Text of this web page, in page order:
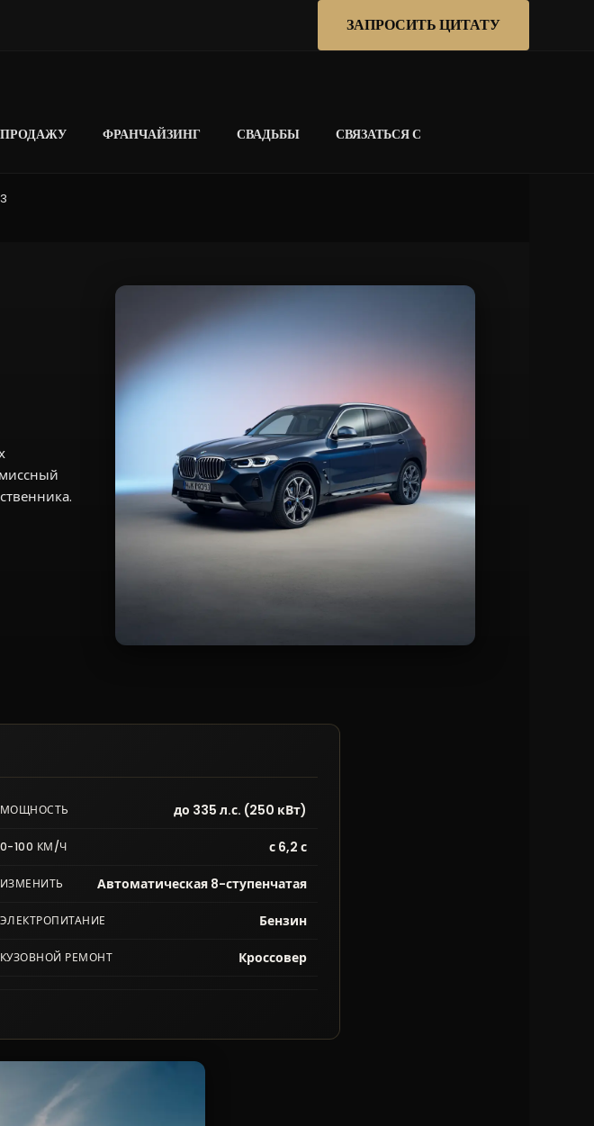
ЗАПРОСИТЬ ЦИТАТУ
ФРАНЧАЙЗИНГ СВАДЬБЫ СВЯЗАТЬСЯ С
МОЩНОСТЬ до 335 л.с. (250 кВт)
0-100 КМ/Ч с 6,2 с
ИЗМЕНИТЬ Автоматическая 8-ступенчатая
ЭЛЕКТРОПИТАНИЕ Бензин
КУЗОВНОЙ РЕМОНТ Кроссовер